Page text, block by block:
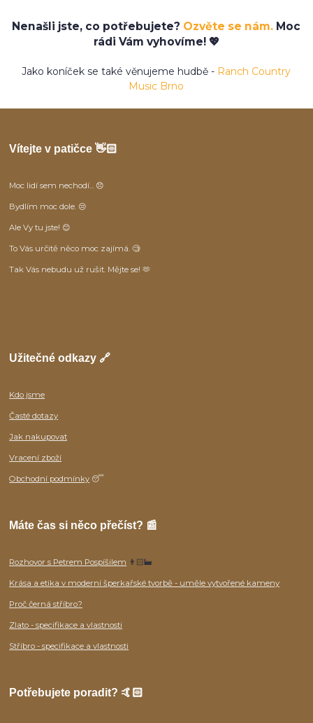
Nenašli jste, co potřebujete? Ozvěte se nám. Moc
rádi Vám vyhovíme! 💖
Jako koníček se také věnujeme hudbě - Ranch Country
Music Brno
Vítejte v patičce 👋🏻
Moc lidí sem nechodí... 😞
Bydlím moc dole. 😒
Ale Vy tu jste! 😊
To Vás určitě něco moc zajímá. 🧐
Tak Vás nebudu už rušit. Mějte se! 🫶
Užitečné odkazy 🔗
Kdo jsme
Časté dotazy
Jak nakupovat
Vracení zboží
Obchodní podmínky 😴
Máte čas si něco přečíst? 📰
Rozhovor s Petrem Pospíšilem 👨🏻‍🏭
Krása a etika v moderní šperkařské tvorbě - uměle vytvořené kameny
Proč černá stříbro?
Zlato - specifikace a vlastnosti
Stříbro - specifikace a vlastnosti
Potřebujete poradit? 🤙🏻